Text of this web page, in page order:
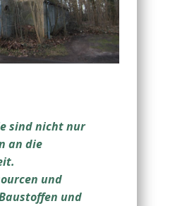
sind nicht nur
an die
und
und